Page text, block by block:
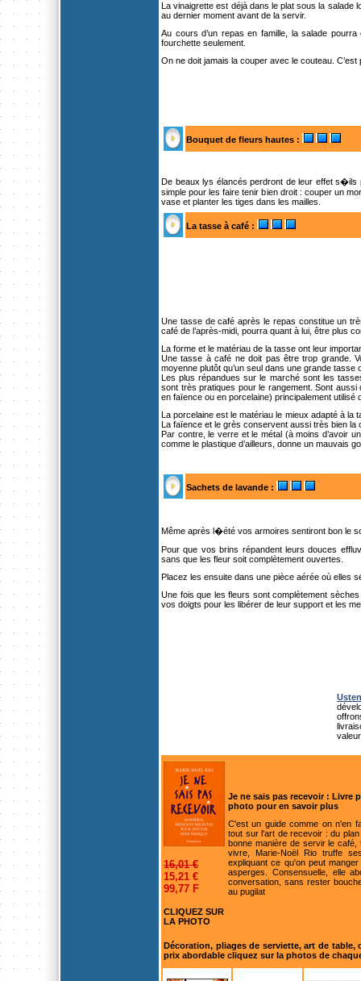
La vinaigrette est déjà dans le plat sous la salade
au dernier moment avant de la servir.
Au cours d’un repas en famille, la salade
fourchette seulement.
On ne doit jamais la couper avec le couteau.
Bouquet de fleurs hautes :
De beaux lys élancés perdront de leur effet s�ils
simple pour les faire tenir bien droit : couper un
vase et planter les tiges dans les mailles.
La tasse à café :
Une tasse de café après le repas constitue un
café de l’après-midi, pourra quant à lui, être plus
La forme et le matériau de la tasse ont leur
Une tasse à café ne doit pas être trop grande.
moyenne plutôt qu’un seul dans une grande tasse
Les plus répandues sur le marché sont les
sont très pratiques pour le rangement. Sont
en faïence ou en porcelaine) principalement utilisé
La porcelaine est le matériau le mieux adapté à la
La faïence et le grès conservent aussi très bien la
Par contre, le verre et le métal (à moins d’avoir
comme le plastique d’ailleurs, donne un mauvais
Sachets de lavande :
Même après l�été vos armoires sentiront bon le
Pour que vos brins répandent leurs douces
sans que les fleur soit complètement ouvertes.
Placez les ensuite dans une pièce aérée où elles
Une fois que les fleurs sont complètement
vos doigts pour les libérer de leur support et les
16,01 €
15,21 €
99,77 F
CLIQUEZ SUR
LA PHOTO
Je ne sais pas recevoir : Livre
photo pour en savoir plus
C'est un guide comme on n'en
tout sur l'art de recevoir : du
bonne manière de servir le
vivre, Marie-Noël Rio truffe
expliquant ce qu'on peut
asperges. Consensuelle, elle
conversation, sans rester
au pugilat
Décoration, pliages de serviette, art de
prix abordable cliquez sur la photos de